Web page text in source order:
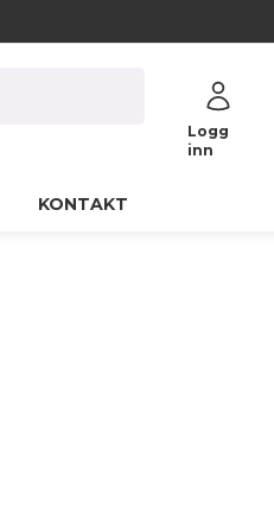
Logg
inn
KONTAKT